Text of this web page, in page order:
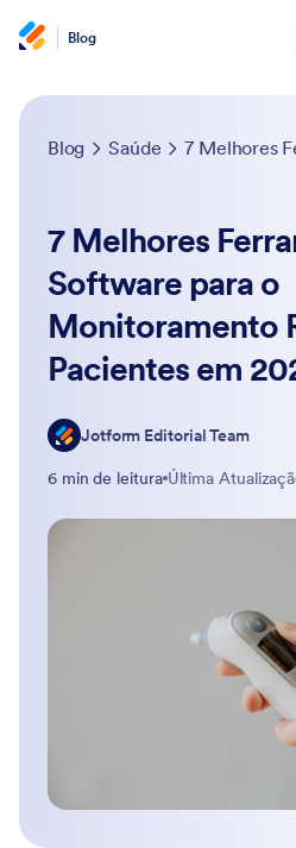
Blog
Blog Saúde
7 Melhores
Software para o
Monitoramento
Pacientes em
Jotform Editorial Team
6 min de leitura Última